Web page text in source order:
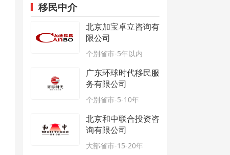
移民中介
北京加宝卓立咨询有
限公司
个别省市-5年以内
广东环球时代移民服
务有限公司
个别省市-5-10年
北京和中联合投资咨
询有限公司
大部省市-15-20年